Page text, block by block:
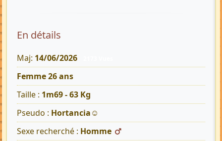
En détails
Maj: 14/06/2026
Femme 26 ans
Taille : 1m69 - 63 Kg
Pseudo : Hortancia☺
Sexe recherché : Homme